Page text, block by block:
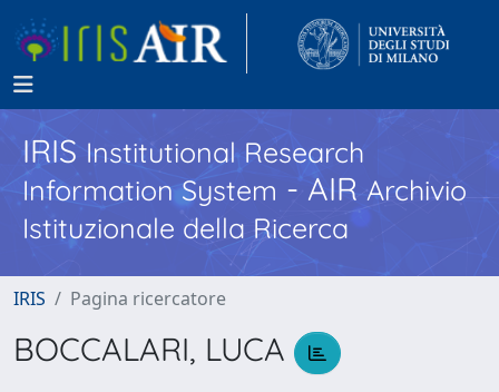
IRISInstitutional Research
Information System - AIR Archivio
Istituzionale della Ricerca
IRIS Pagina ricercatore
BOCCALARI, LUCA